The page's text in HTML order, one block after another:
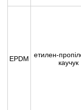
ЕРDМ
етилен-
каучук